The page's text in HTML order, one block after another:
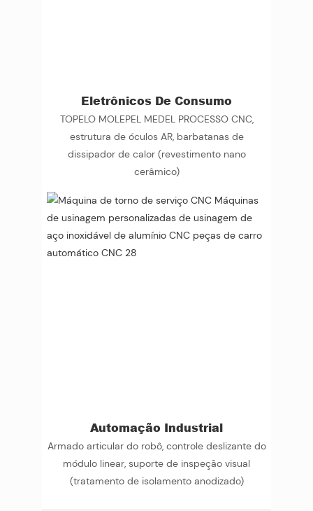
Eletrônicos De Consumo
TOPELO MOLEPEL MEDEL PROCESSO CNC,
estrutura de óculos AR, barbatanas de
dissipador de calor (revestimento nano
cerâmico)
Automação Industrial
Armado articular do robô, controle deslizante do
módulo linear, suporte de inspeção visual
(tratamento de isolamento anodizado)